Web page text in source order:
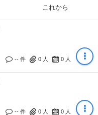
これから
-- 件
0 人 0 人
-- 件
0 人 0 人